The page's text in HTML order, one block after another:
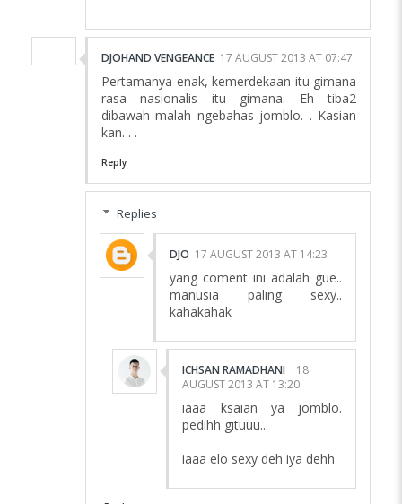
DJOHAND VENGEANCE 17 AUGUST 2013 AT 07:47
Pertamanya enak, kemerdekaan itu gimana
rasa nasionalis itu gimana. Eh tiba2
dibawah malah ngebahas jomblo. . Kasian
kan. . .
Reply
Replies
DJO 17 AUGUST 2013 AT 14:23
yang coment ini adalah gue..
manusia paling sexy..
kahakahak
ICHSAN RAMADHANI
18
AUGUST 2013 AT 13:20
iaaa ksaian ya jomblo.
pedihh gituuu...
iaaa elo sexy deh iya dehh